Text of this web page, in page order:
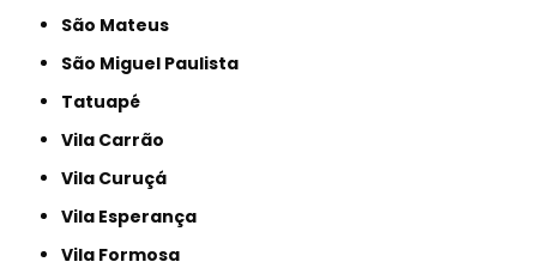
São Mateus
São Miguel Paulista
Tatuapé
Vila Carrão
Vila Curuçá
Vila Esperança
Vila Formosa